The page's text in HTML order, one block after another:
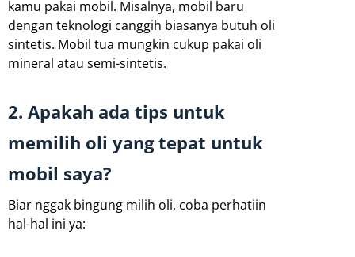
kamu pakai mobil. Misalnya, mobil baru
dengan teknologi canggih biasanya butuh oli
sintetis. Mobil tua mungkin cukup pakai oli
mineral atau semi-sintetis.
2. Apakah ada tips untuk
memilih oli yang tepat untuk
mobil saya?
Biar nggak bingung milih oli, coba perhatiin
hal-hal ini ya: